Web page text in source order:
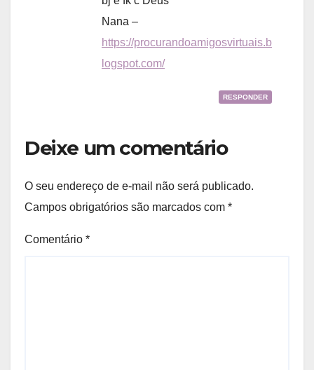
Nana –
https://procurandoamigosvirtuais.b
logspot.com/
RESPONDER
Deixe um comentário
O seu endereço de e-mail não será publicado.
Campos obrigatórios são marcados com *
Comentário *